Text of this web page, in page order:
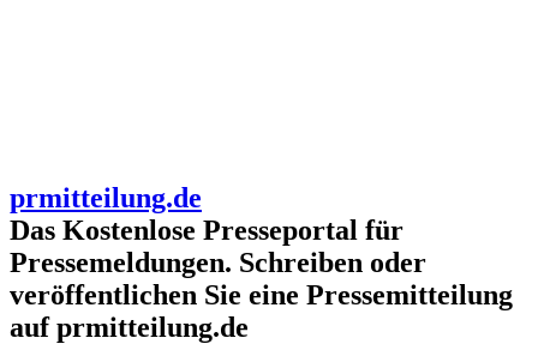
prmitteilung.de
Das Kostenlose Presseportal für
Pressemeldungen. Schreiben oder
veröffentlichen Sie eine Pressemitteilung
auf prmitteilung.de